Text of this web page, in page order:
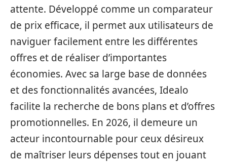
attente. Développé comme un comparateur
de prix efficace, il permet aux utilisateurs de
naviguer facilement entre les différentes
offres et de réaliser d’importantes
économies. Avec sa large base de données
et des fonctionnalités avancées, Idealo
facilite la recherche de bons plans et d’offres
promotionnelles. En 2026, il demeure un
acteur incontournable pour ceux désireux
de maîtriser leurs dépenses tout en jouant